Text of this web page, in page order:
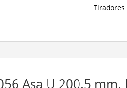
mm.
cantidad
Tiradores
Asa U 200.5